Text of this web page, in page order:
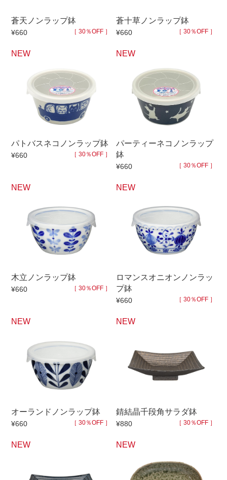
蒼天ノンラップ鉢
¥660 ［ 30％OFF ］
蒼十草ノンラップ鉢
¥660 ［ 30％OFF ］
NEW
パトバスネコノンラップ鉢
¥660 ［ 30％OFF ］
NEW
パーティーネコノンラップ
鉢
¥660 ［ 30％OFF ］
NEW
木立ノンラップ鉢
¥660 ［ 30％OFF ］
NEW
ロマンスオニオンノンラッ
プ鉢
¥660 ［ 30％OFF ］
NEW
オーランドノンラップ鉢
¥660 ［ 30％OFF ］
NEW
錆結晶千段角サラダ鉢
¥880 ［ 30％OFF ］
NEW NEW